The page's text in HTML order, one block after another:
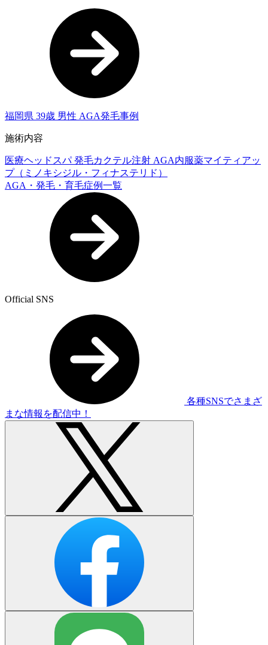
福岡県 39歳 男性 AGA発毛事例
施術内容
医療ヘッドスパ発毛カクテル注射 AGA内服薬マイティアッ
プ（ミノキシジル・フィナステリド）
AGA・発毛・育毛症例一覧
Official SNS
各種SNSでさまざ
まな情報を配信中！